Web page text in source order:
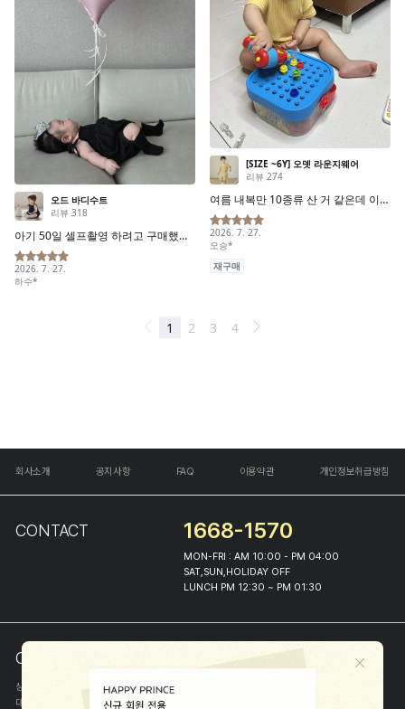
회사소개 공지사항 FAQ 이용약관 개인정보취급방침
CONTACT 1668-1570
MON-FRI : AM 10:00 - PM 04:00
SAT,SUN,HOLIDAY OFF
LUNCH PM 12:30 ~ PM 01:30
COMPANY INFO
상호
(주)해피프린스
대표
이화진